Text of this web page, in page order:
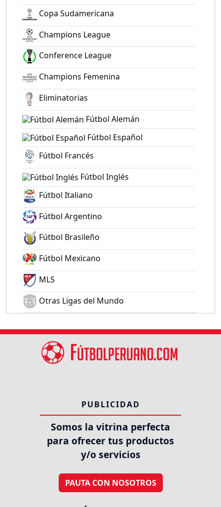
Copa Sudamericana
Champions League
Conference League
Champions Femenina
Eliminatorias
Fútbol Alemán
Fútbol Español
Fútbol Francés
Fútbol Inglés
Fútbol Italiano
Fútbol Argentino
Fútbol Brasileño
Fútbol Mexicano
MLS
Otras Ligas del Mundo
PUBLICIDAD
Somos la vitrina perfecta
para ofrecer tus productos
y/o servicios
PAUTA CON NOSOTROS